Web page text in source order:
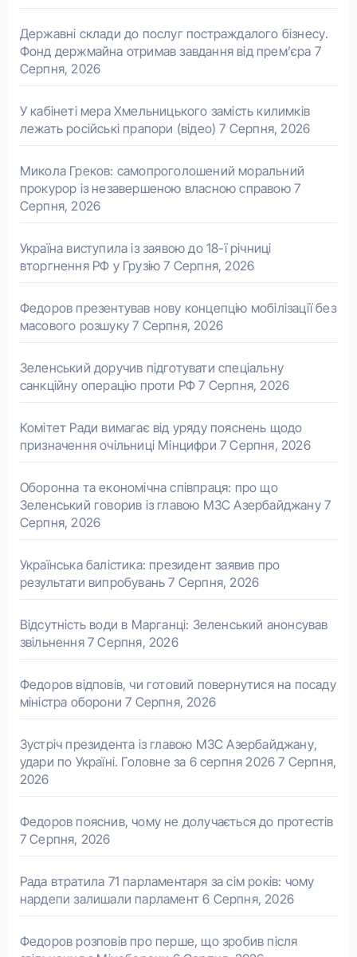
Державні склади до послуг постраждалого бізнесу.
Фонд держмайна отримав завдання від прем’єра 7
Серпня, 2026
У кабінеті мера Хмельницького замість килимків
лежать російські прапори (відео) 7 Серпня, 2026
Микола Греков: самопроголошений моральний
прокурор із незавершеною власною справою 7
Серпня, 2026
Україна виступила із заявою до 18-ї річниці
вторгнення РФ у Грузію 7 Серпня, 2026
Федоров презентував нову концепцію мобілізації без
масового розшуку 7 Серпня, 2026
Зеленський доручив підготувати спеціальну
санкційну операцію проти РФ 7 Серпня, 2026
Комітет Ради вимагає від уряду пояснень щодо
призначення очільниці Мінцифри 7 Серпня, 2026
Оборонна та економічна співпраця: про що
Зеленський говорив із главою МЗС Азербайджану 7
Серпня, 2026
Українська балістика: президент заявив про
результати випробувань 7 Серпня, 2026
Відсутність води в Марганці: Зеленський анонсував
звільнення 7 Серпня, 2026
Федоров відповів, чи готовий повернутися на посаду
міністра оборони 7 Серпня, 2026
Зустріч президента із главою МЗС Азербайджану,
удари по Україні. Головне за 6 серпня 2026 7 Серпня,
2026
Федоров пояснив, чому не долучається до протестів
7 Серпня, 2026
Рада втратила 71 парламентаря за сім років: чому
нардепи залишали парламент 6 Серпня, 2026
Федоров розповів про перше, що зробив після